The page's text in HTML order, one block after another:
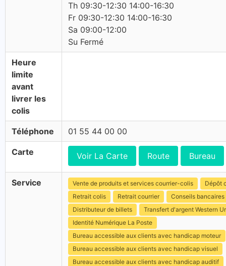
Th 09:30-12:30 14:00-16:30
Fr 09:30-12:30 14:00-16:30
Sa 09:00-12:00
Su Fermé
Heure
limite
avant
livrer les
colis
Téléphone 01 55 44 00 00
Carte Voir La Carte Route Bureau
Service Vente de produits et services courrier-colis
Dépôt
Retrait colis
Retrait courrier
Conseils bancaires
Distributeur de billets
Transfert d'argent Western
Identité Numérique La Poste
Bureau accessible aux clients avec handicap moteur
Bureau accessible aux clients avec handicap visuel
Bureau accessible aux clients avec handicap auditif